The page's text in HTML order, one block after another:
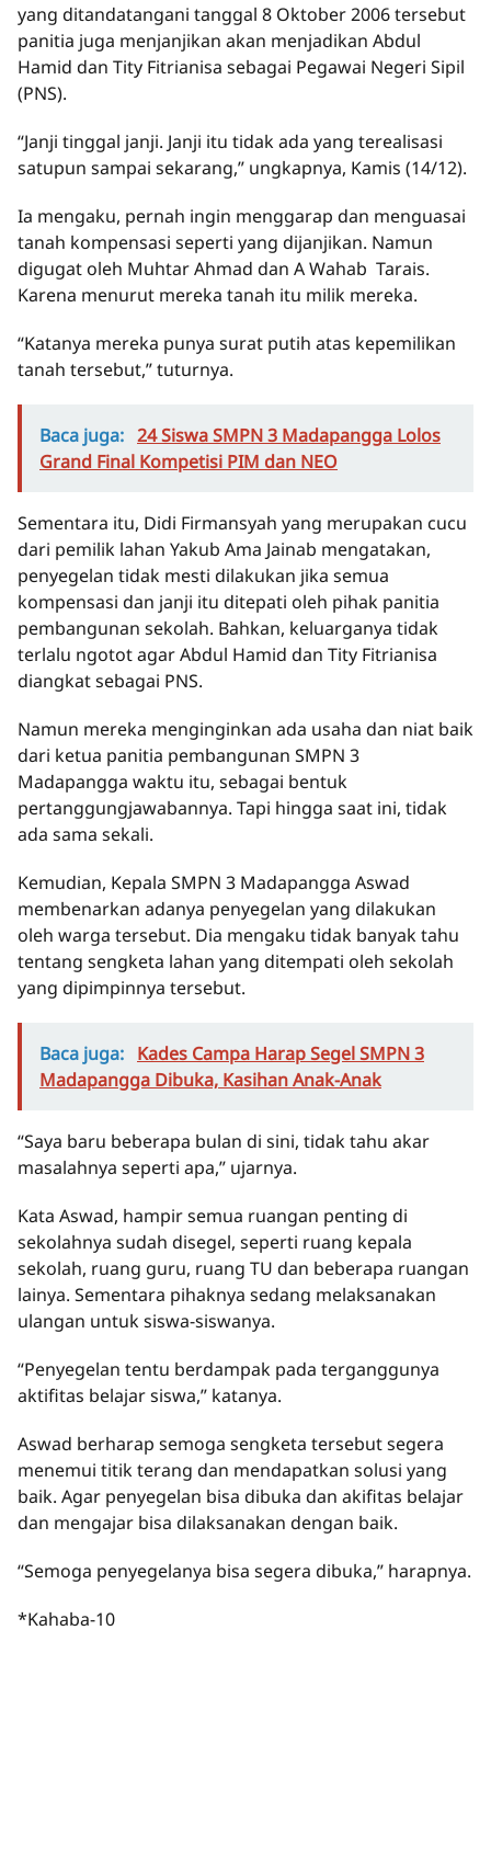
yang ditandatangani tanggal 8 Oktober 2006 tersebut
panitia juga menjanjikan akan menjadikan Abdul
Hamid dan Tity Fitrianisa sebagai Pegawai Negeri Sipil
(PNS).
“Janji tinggal janji. Janji itu tidak ada yang terealisasi
satupun sampai sekarang,” ungkapnya, Kamis (14/12).
Ia mengaku, pernah ingin menggarap dan menguasai
tanah kompensasi seperti yang dijanjikan. Namun
digugat oleh Muhtar Ahmad dan A Wahab Tarais.
Karena menurut mereka tanah itu milik mereka.
“Katanya mereka punya surat putih atas kepemilikan
tanah tersebut,” tuturnya.
Baca juga: 24 Siswa SMPN 3 Madapangga Lolos
Grand Final Kompetisi PIM dan NEO
Sementara itu, Didi Firmansyah yang merupakan cucu
dari pemilik lahan Yakub Ama Jainab mengatakan,
penyegelan tidak mesti dilakukan jika semua
kompensasi dan janji itu ditepati oleh pihak panitia
pembangunan sekolah. Bahkan, keluarganya tidak
terlalu ngotot agar Abdul Hamid dan Tity Fitrianisa
diangkat sebagai PNS.
Namun mereka menginginkan ada usaha dan niat baik
dari ketua panitia pembangunan SMPN 3
Madapangga waktu itu, sebagai bentuk
pertanggungjawabannya. Tapi hingga saat ini, tidak
ada sama sekali.
Kemudian, Kepala SMPN 3 Madapangga Aswad
membenarkan adanya penyegelan yang dilakukan
oleh warga tersebut. Dia mengaku tidak banyak tahu
tentang sengketa lahan yang ditempati oleh sekolah
yang dipimpinnya tersebut.
Baca juga: Kades Campa Harap Segel SMPN 3
Madapangga Dibuka, Kasihan Anak-Anak
“Saya baru beberapa bulan di sini, tidak tahu akar
masalahnya seperti apa,” ujarnya.
Kata Aswad, hampir semua ruangan penting di
sekolahnya sudah disegel, seperti ruang kepala
sekolah, ruang guru, ruang TU dan beberapa ruangan
lainya. Sementara pihaknya sedang melaksanakan
ulangan untuk siswa-siswanya.
“Penyegelan tentu berdampak pada terganggunya
aktifitas belajar siswa,” katanya.
Aswad berharap semoga sengketa tersebut segera
menemui titik terang dan mendapatkan solusi yang
baik. Agar penyegelan bisa dibuka dan akifitas belajar
dan mengajar bisa dilaksanakan dengan baik.
“Semoga penyegelanya bisa segera dibuka,” harapnya.
*Kahaba-10